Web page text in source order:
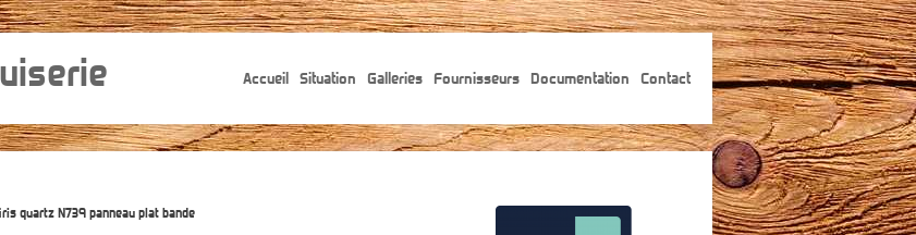
Accueil Situation Galleries Fournisseurs Documentation Contact
quartz N739 panneau plat bande